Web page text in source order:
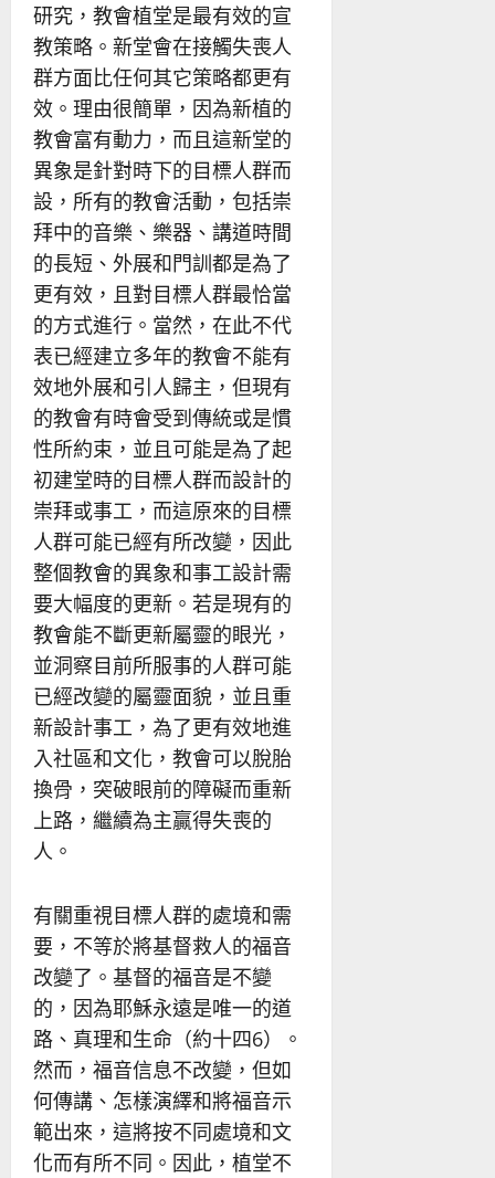
研究，教會植堂是最有效的宣
教策略。新堂會在接觸失喪人
群方面比任何其它策略都更有
效。理由很簡單，因為新植的
教會富有動力，而且這新堂的
異象是針對時下的目標人群而
設，所有的教會活動，包括崇
拜中的音樂、樂器、講道時間
的長短、外展和門訓都是為了
更有效，且對目標人群最恰當
的方式進行。當然，在此不代
表已經建立多年的教會不能有
效地外展和引人歸主，但現有
的教會有時會受到傳統或是慣
性所約束，並且可能是為了起
初建堂時的目標人群而設計的
崇拜或事工，而這原來的目標
人群可能已經有所改變，因此
整個教會的異象和事工設計需
要大幅度的更新。若是現有的
教會能不斷更新屬靈的眼光，
並洞察目前所服事的人群可能
已經改變的屬靈面貌，並且重
新設計事工，為了更有效地進
入社區和文化，教會可以脫胎
換骨，突破眼前的障礙而重新
上路，繼續為主贏得失喪的
人。
有關重視目標人群的處境和需
要，不等於將基督救人的福音
改變了。基督的福音是不變
的，因為耶穌永遠是唯一的道
路、真理和生命（約十四6）。
然而，福音信息不改變，但如
何傳講、怎樣演繹和將福音示
範出來，這將按不同處境和文
化而有所不同。因此，植堂不